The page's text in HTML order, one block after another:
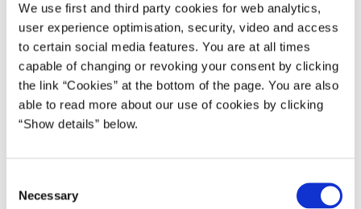
We use first and third party cookies for web analytics,
user experience optimisation, security, video and access
to certain social media features. You are at all times
capable of changing or revoking your consent by clicking
the link “Cookies” at the bottom of the page. You are also
able to read more about our use of cookies by clicking
“Show details” below.
Necessary
Nye tiltag mod spilafhængighed mv.(medDF,S, RV
og SF)
Reform af indsatsen mod ungdomskriminalitet
(med DF og S)
DF
Udbudsproces for indkøb af nye togvogne mv.
Bedre fordeling i daginstitutioner
S, RV og SF)